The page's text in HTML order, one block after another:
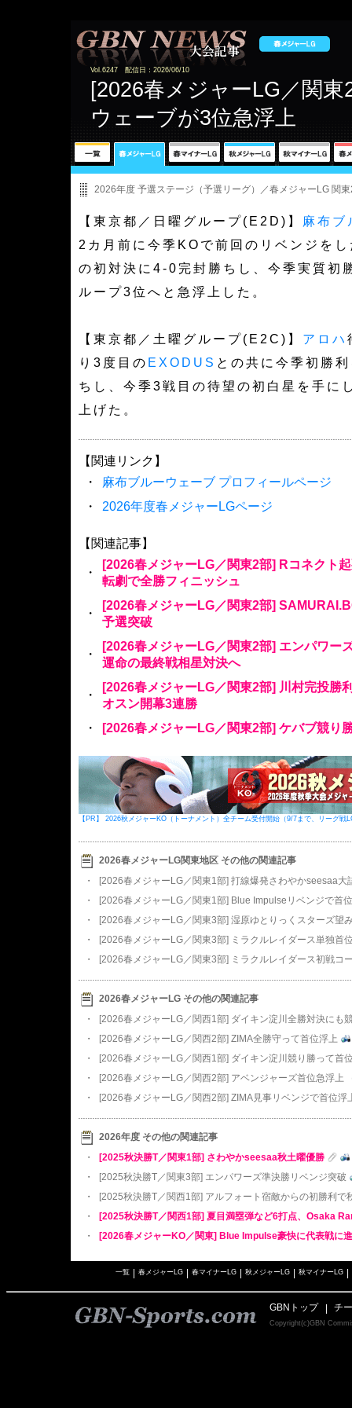
Vol.6247 配信日：2026/06/10
[2026春メジャーLG／関
ウェーブが3位急浮上
2026年度 予選ステージ（予選リーグ）／春メジャーLG 関
【東京都／日曜グループ(E2D)】 麻布ブ
2カ月前に今季KOで前回のリベンジを
の初対決に4-0完封勝ちし、今季実質初
ループ3位へと急浮上した。
【東京都／土曜グループ(E2C)】 アロハ
り3度目の EXODUS との共に今季初勝
ちし、今季3戦目の待望の初白星を手に
上げた。
【関連リンク】
・
麻布ブルーウェーブ プロフィールページ
・
2026年度春メジャーLGページ
【関連記事】
・
[2026春メジャーLG／関東2部] Rコネクト
転劇で全勝フィニッシュ
・
[2026春メジャーLG／関東2部]
予選突破
・
[2026春メジャーLG／関東2部] エンパワー
運命の最終戦相星対決へ
・
[2026春メジャーLG／関東2部] 川村完投勝
オスン開幕3連勝
・
[2026春メジャーLG／関東2部] ケバブ競り
【PR】 2026秋メジャーKO（トーナメント）全チーム受付開始（9/7まで、リーグ戦
2026春メジャーLG関東地区 その他の関連記事
・
[2026春メジャーLG／関東1部] 打線爆発さわやかseesaa大
・
[2026春メジャーLG／関東1部] Blue Impulseリベンジで首
・
[2026春メジャーLG／関東3部] 湿原ゆとりっくスターズ望
・
[2026春メジャーLG／関東3部] ミラクルレイダース単独首
・
[2026春メジャーLG／関東3部] ミラクルレイダース初戦コ
2026春メジャーLG その他の関連記事
・
[2026春メジャーLG／関西1部] ダイキン淀川全勝対決にも
・
[2026春メジャーLG／関西2部] ZIMA全勝守って首位浮上
・
[2026春メジャーLG／関西1部] ダイキン淀川競り勝って首
・
[2026春メジャーLG／関西2部] アベンジャーズ首位急浮上
・ [2026春メジャーLG／関西2部] ZIMA見事リベンジで首位浮
2026年度 その他の関連記事
・
[2025秋決勝T／関東1部] さわやかseesaa秋土曜優勝
・
[2025秋決勝T／関東3部] エンパワーズ準決勝リベンジ突破
・
[2025秋決勝T／関西1部] アルフォート宿敵からの初勝利で
・
[2025秋決勝T／関西1部] 夏目満塁弾など6打点、Osaka
・
[2026春メジャーKO／関東] Blue Impulse豪快に代表戦に
一覧 | 春メジャーLG | 春マイナーLG | 秋メジャーLG | 秋マイナーLG |
GBNトップ | チ
Copyright(c)GBN